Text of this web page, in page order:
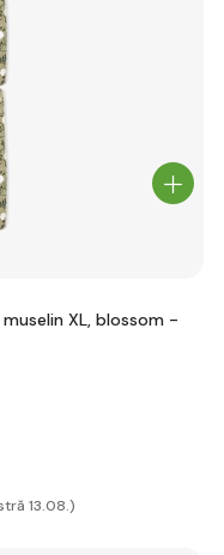
XL, blossom -
13.08.)